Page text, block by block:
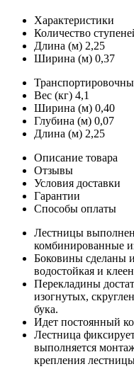
Характеристики
Количество
Длина (м) 2,25
Ширина (м) 0,37
Вес (кг) 4,1
Ширина (м) 0,40
Глубина (м) 0,07
Длина (м) 2,25
Описание товара
Отзывы
Условия доставки
Гарантии
Способы оплаты
Лестницы
комбинированные
Боковины сделаны
водостойкая и
Перекладины
изогнутых,
бука.
Идет постоянный
Лестница
выполняется
крепления